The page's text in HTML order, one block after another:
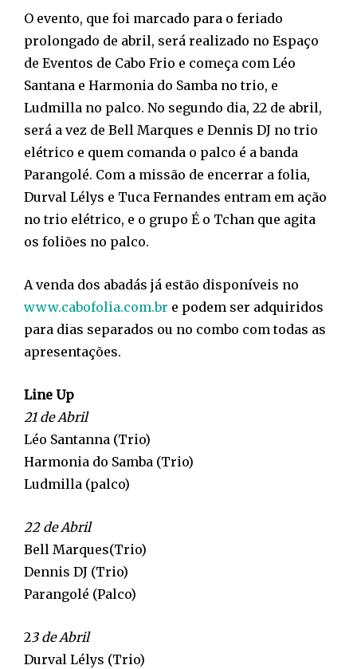
O evento, que foi marcado para o feriado
prolongado de abril, será realizado no Espaço
de Eventos de Cabo Frio e começa com Léo
Santana e Harmonia do Samba no trio, e
Ludmilla no palco. No segundo dia, 22 de abril,
será a vez de Bell Marques e Dennis DJ no trio
elétrico e quem comanda o palco é a banda
Parangolé. Com a missão de encerrar a folia,
Durval Lélys e Tuca Fernandes entram em ação
no trio elétrico, e o grupo É o Tchan que agita
os foliões no palco.
A venda dos abadás já estão disponíveis no
www.cabofolia.com.br e podem ser adquiridos
para dias separados ou no combo com todas as
apresentações.
Line Up
21 de Abril
Léo Santanna (Trio)
Harmonia do Samba (Trio)
Ludmilla (palco)
22 de Abril
Bell Marques(Trio)
Dennis DJ (Trio)
Parangolé (Palco)
23 de Abril
Durval Lélys (Trio)